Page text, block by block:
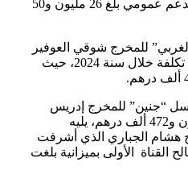
ألف درهم، و24 فيلما تلفزيا بدعم عمومي بلغ 26 مليون و50
للمخرج شوقي العوفير
قائمة الإنتاجات الفنية الأعلى تكلفة خلال سنة 2024، حيث
“جنين” للمخرج إدريس
الروخ بميزانية قدرها 13 مليون و472 ألف درهم، يليه
الجباري الذي أشرفت
القناة الأولى بميزانية بلغت